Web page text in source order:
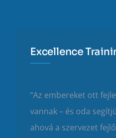
Excellence
“Az embereket ott
vannak – és oda
ahová a szervezet